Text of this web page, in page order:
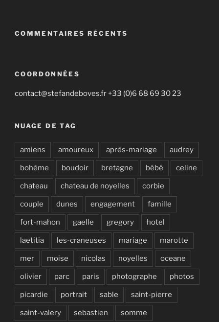
COMMENTAIRES RÉCENTS
COORDONNÉES
contact@stefandeboves.fr +33 (0)6 68 69 30 23
NUAGE DE TAG
amiens amoureux après-mariage audrey
bohème boudoir bretagne bébé celine
chateau chateau de noyelles corbie
couple dunes engagement famille
fort-mahon gaelle gregory hotel
laetitia les-craneuses mariage marotte
mer moise nicolas noyelles oceane
olivier parc paris photographe photos
picardie portrait sable saint-pierre
saint-valery sebastien somme